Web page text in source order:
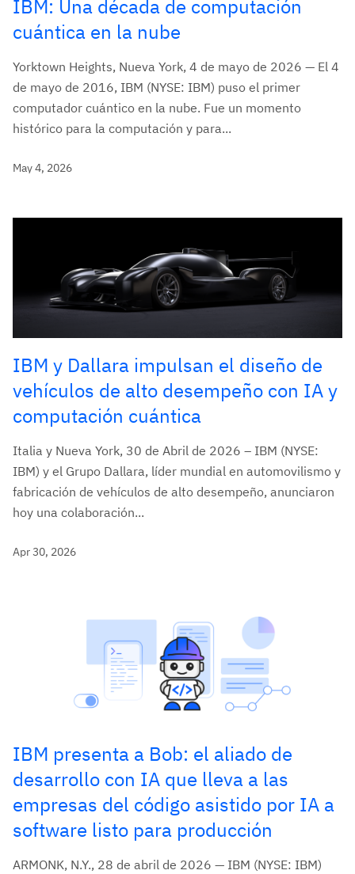
IBM: Una década de computación
cuántica en la nube
Yorktown Heights, Nueva York, 4 de mayo de 2026 — El 4
de mayo de 2016, IBM (NYSE: IBM) puso el primer
computador cuántico en la nube. Fue un momento
histórico para la computación y para...
May 4, 2026
IBM y Dallara impulsan el diseño de
vehículos de alto desempeño con IA y
computación cuántica
Italia y Nueva York, 30 de Abril de 2026 – IBM (NYSE:
IBM) y el Grupo Dallara, líder mundial en automovilismo y
fabricación de vehículos de alto desempeño, anunciaron
hoy una colaboración...
Apr 30, 2026
IBM presenta a Bob: el aliado de
desarrollo con IA que lleva a las
empresas del código asistido por IA a
software listo para producción
ARMONK, N.Y., 28 de abril de 2026 — IBM (NYSE: IBM)